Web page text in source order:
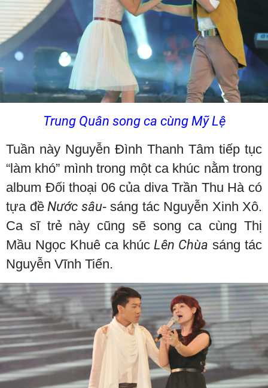
Trung Quân song ca cùng Mỹ Lệ
Tuần này Nguyễn Đình Thanh Tâm tiếp tục
“làm khó” mình trong một ca khúc nằm trong
album Đối thoại 06 của diva Trần Thu Hà có
tựa đềNước sâu- sáng tác Nguyễn Xinh Xô.
Ca sĩ trẻ này cũng sẽ song ca cùng Thị
Mầu Ngọc Khuê ca khúcLên Chùa sáng tác
Nguyễn Vĩnh Tiến.